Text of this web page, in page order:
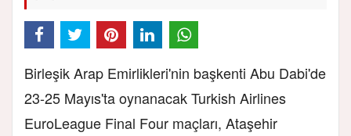
Birleşik Arap Emirlikleri'nin başkenti Abu Dabi'de
23-25 Mayıs'ta oynanacak Turkish Airlines
EuroLeague Final Four maçları, Ataşehir